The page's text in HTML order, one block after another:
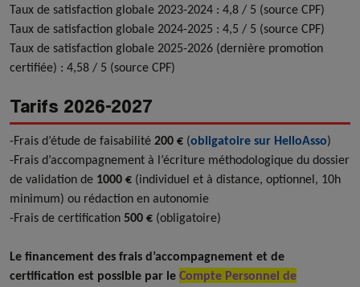
Taux de satisfaction globale 2023-2024 : 4,8 / 5 (source CPF)
Taux de satisfaction globale 2024-2025 : 4,5 / 5 (source CPF)
Taux de satisfaction globale 2025-2026 (dernière promotion
certifiée) : 4,58 / 5 (source CPF)
Tarifs 2026-2027
-Frais d’étude de faisabilité 200 € (obligatoire sur HelloAsso)
-Frais d’accompagnement à l’écriture méthodologique du dossier
de validation de 1000 € (individuel et à distance, optionnel, 10h
minimum) ou rédaction en autonomie
-Frais de certification 500 € (obligatoire)
Le financement des frais d’accompagnement et de
certification est possible par le Compte Personnel de